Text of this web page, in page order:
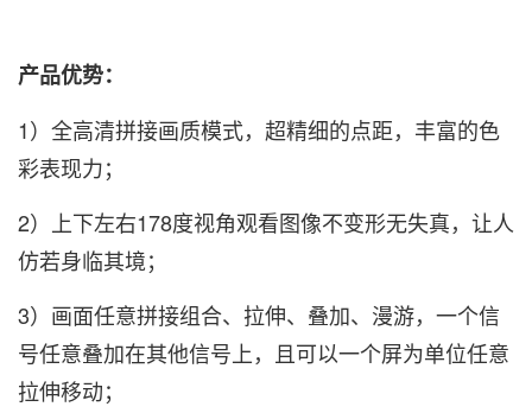
产品优势：
1）全高清拼接画质模式，超精细的点距，丰富的色
彩表现力；
2）上下左右178度视角观看图像不变形无失真，让人
仿若身临其境；
3）画面任意拼接组合、拉伸、叠加、漫游，一个信
号任意叠加在其他信号上，且可以一个屏为单位任意
拉伸移动；